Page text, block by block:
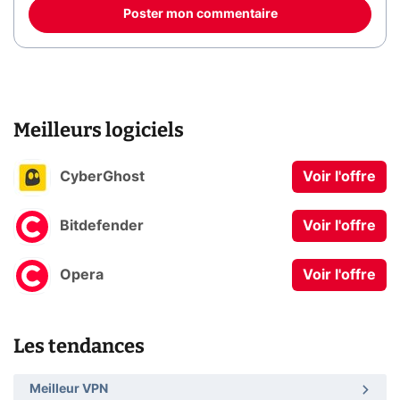
Poster mon commentaire
Meilleurs logiciels
CyberGhost Voir l'offre
Bitdefender Voir l'offre
Opera Voir l'offre
Les tendances
Meilleur VPN